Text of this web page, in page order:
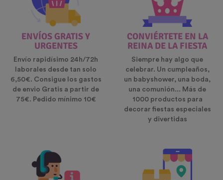
ENVÍOS GRATIS Y
URGENTES
Envío rapidísimo 24h/72h
laborales desde tan solo
6,50€. Consigue los gastos
de envio Gratis a partir de
75€. Pedido mínimo 10€
CONVIÉRTETE EN LA
REINA DE LA FIESTA
Siempre hay algo que
celebrar. Un cumpleaños,
un babyshower, una boda,
una comunión... Más de
1000 productos para
decorar fiestas especiales
y divertidas